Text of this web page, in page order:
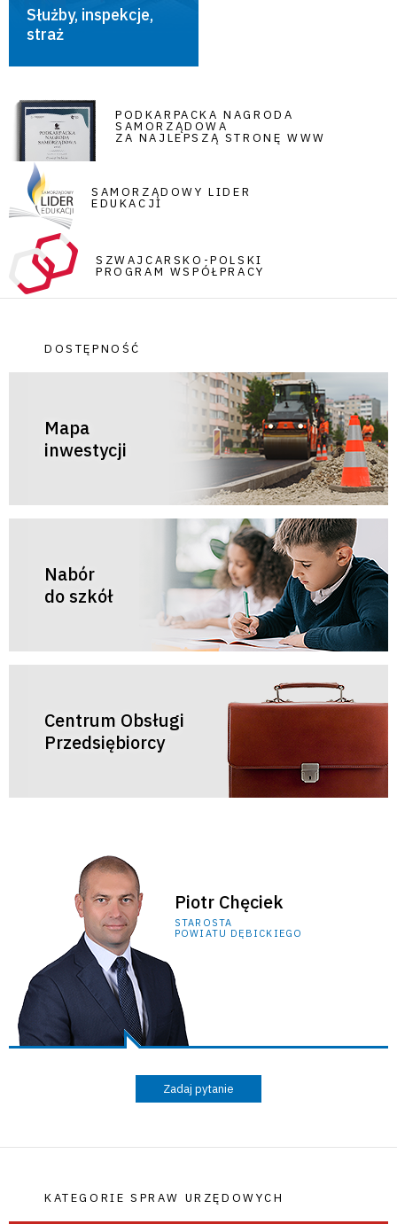
Służby, inspekcje,
straż
PODKARPACKA NAGRODA
SAMORZĄDOWA
ZA NAJLEPSZĄ STRONĘ WWW
SAMORZĄDOWY LIDER
EDUKACJI
SZWAJCARSKO-POLSKI
PROGRAM WSPÓŁPRACY
DOSTĘPNOŚĆ
Mapa
inwestycji
Nabór
do szkół
Centrum Obsługi
Przedsiębiorcy
Piotr Chęciek
STAROSTA
POWIATU DĘBICKIEGO
Zadaj pytanie
KATEGORIE SPRAW URZĘDOWYCH